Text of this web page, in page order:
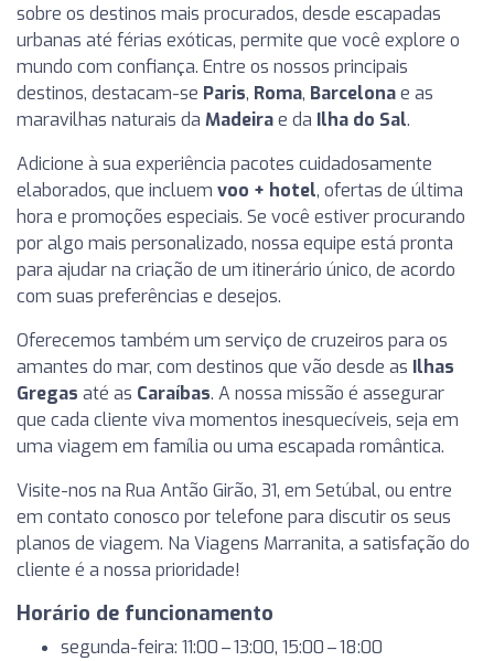
sobre os destinos mais procurados, desde escapadas
urbanas até férias exóticas, permite que você explore o
mundo com confiança. Entre os nossos principais
destinos, destacam-se Paris, Roma, Barcelonae as
maravilhas naturais da Madeirae da Ilha do Sal.
Adicione à sua experiência pacotes cuidadosamente
elaborados, que incluem voo + hotel, ofertas de última
hora e promoções especiais. Se você estiver procurando
por algo mais personalizado, nossa equipe está pronta
para ajudar na criação de um itinerário único, de acordo
com suas preferências e desejos.
Oferecemos também um serviço de cruzeiros para os
amantes do mar, com destinos que vão desde as Ilhas
Gregas até as Caraíbas. A nossa missão é assegurar
que cada cliente viva momentos inesquecíveis, seja em
uma viagem em família ou uma escapada romântica.
Visite-nos na Rua Antão Girão, 31, em Setúbal, ou entre
em contato conosco por telefone para discutir os seus
planos de viagem. Na Viagens Marranita, a satisfação do
cliente é a nossa prioridade!
Horário de funcionamento
segunda-feira: 11:00 – 13:00, 15:00 – 18:00